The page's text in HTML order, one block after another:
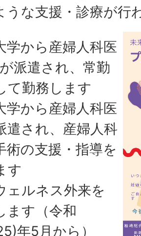
うな支援・診療が行
学から産婦人科医
派遣され、常勤
て勤務します
学から産婦人科医
遣され、産婦人科
術の支援・指導を
す
ェルネス外来を
ます（令和
年5月から）